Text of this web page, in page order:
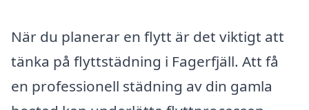
När du planerar en flytt är det viktigt att
tänka på flyttstädning i Fagerfjäll. Att få
en professionell städning av din gamla